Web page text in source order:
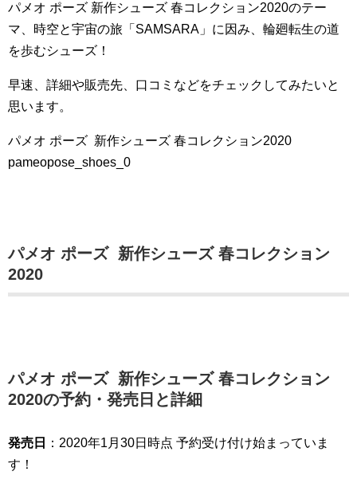
パメオ ポーズ 新作シューズ 春コレクション2020のテー
マ、時空と宇宙の旅「SAMSARA」に因み、輪廻転生の道
を歩むシューズ！
早速、詳細や販売先、口コミなどをチェックしてみたいと
思います。
パメオ ポーズ 新作シューズ 春コレクション2020
pameopose_shoes_0
パメオ ポーズ 新作シューズ 春コレクション
2020
パメオ ポーズ 新作シューズ 春コレクション
2020の予約・発売日と詳細
発売日
：2020年1月30日時点 予約受け付け始まっていま
す！